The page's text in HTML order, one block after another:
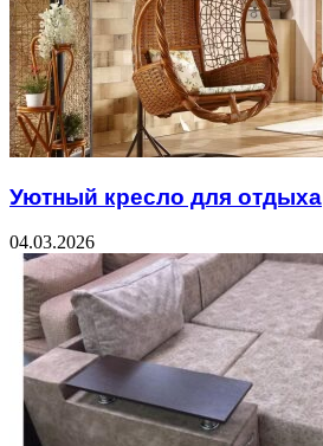
Уютный кресло для отдыха
04.03.2026